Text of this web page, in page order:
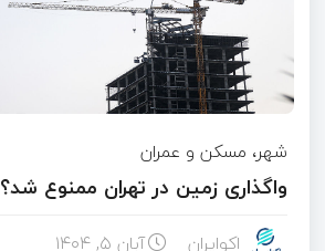
شهر، مسکن و عمران
واگذاری زمین در تهران ممنوع شد؟
اکوایران آبان ۵, ۱۴۰۴